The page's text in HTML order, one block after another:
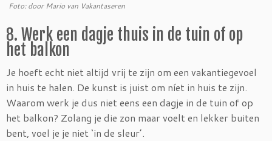
Foto: door Mario van Vakantaseren
8. Werk een dagje thuis in de tuin of op
het balkon
Je hoeft echt niet altijd vrij te zijn om een vakantiegevoel
in huis te halen. De kunst is juist om níet in huis te zijn.
Waarom werk je dus niet eens een dagje in de tuin of op
het balkon? Zolang je die zon maar voelt en lekker buiten
bent, voel je je niet ‘in de sleur’.